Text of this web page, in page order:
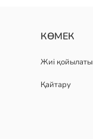
мақта трикотаж
КӨМЕК
Жиі
Қайтару